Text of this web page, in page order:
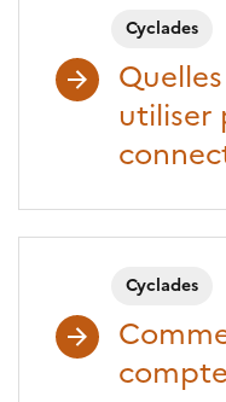
Cyclades
utiliser
Cyclades